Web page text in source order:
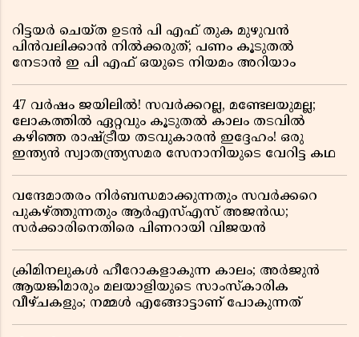
റിട്ടയർ ചെയ്ത ഉടൻ പി എഫ് തുക മുഴുവൻ
പിൻവലിക്കാൻ നിൽക്കരുത്; പണം കൂടുതൽ
നേടാൻ ഇ പി എഫ് ഒയുടെ നിയമം അറിയാം
47 വർഷം ജയിലിൽ! സവർക്കറല്ല, മണ്ടേലയുമല്ല;
ലോകത്തിൽ ഏറ്റവും കൂടുതൽ കാലം തടവിൽ
കഴിഞ്ഞ രാഷ്ട്രീയ തടവുകാരൻ ഇദ്ദേഹം! ഒരു
ഇന്ത്യൻ സ്വാതന്ത്ര്യസമര സേനാനിയുടെ വേറിട്ട കഥ
വന്ദേമാതരം നിർബന്ധമാക്കുന്നതും സവർക്കറെ
പുകഴ്ത്തുന്നതും ആർഎസ്എസ് അജൻഡ;
സർക്കാരിനെതിരെ പിണറായി വിജയൻ
ക്രിമിനലുകൾ ഹീറോകളാകുന്ന കാലം; അർജുൻ
ആയങ്കിമാരും മലയാളിയുടെ സാംസ്കാരിക
വീഴ്ചകളും; നമ്മൾ എങ്ങോട്ടാണ് പോകുന്നത്